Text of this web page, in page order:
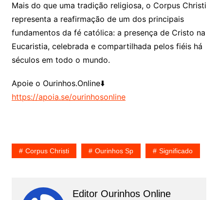
Mais do que uma tradição religiosa, o Corpus Christi
representa a reafirmação de um dos principais
fundamentos da fé católica: a presença de Cristo na
Eucaristia, celebrada e compartilhada pelos fiéis há
séculos em todo o mundo.
Apoie o Ourinhos.Online⬇️
https://apoia.se/ourinhosonline
Corpus Christi Ourinhos Sp Significado
Editor Ourinhos Online